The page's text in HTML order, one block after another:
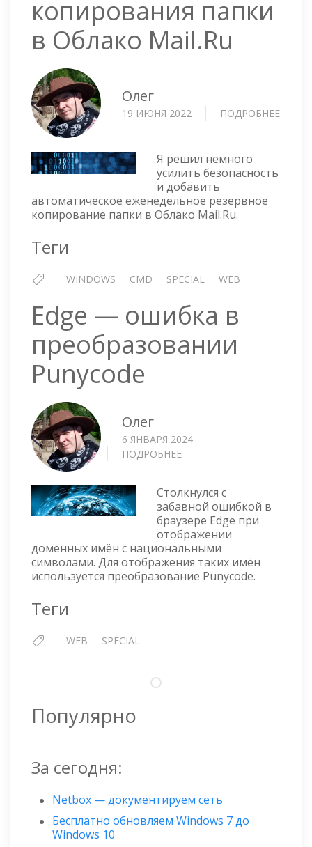
копирования папки
в Облако Mail.Ru
Олег
19 ИЮНЯ 2022 ПОДРОБНЕЕ
Я решил немного
усилить безопасность
и добавить
автоматическое еженедельное резервное
копирование папки в Облако Mail.Ru.
Теги
WINDOWS CMD SPECIAL WEB
Edge — ошибка в
преобразовании
Punycode
Олег
6 ЯНВАРЯ 2024
ПОДРОБНЕЕ
ОШИБКА
В
ПРЕОБРАЗОВАНИИ
PUNYCODE
Столкнулся с
забавной ошибкой в
браузере Edge при
отображении
доменных имён с национальными
символами. Для отображения таких имён
используется преобразование Punycode.
Теги
WEB SPECIAL
Популярно
За сегодня:
Netbox — документируем сеть
Бесплатно обновляем Windows 7 до
Windows 10